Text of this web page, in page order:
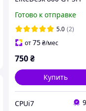
Q87/4xDDR3/ 4 USB
Готово к отправке
5.0 (2)
от75₴/мес
750₴
Купить
CPUi7